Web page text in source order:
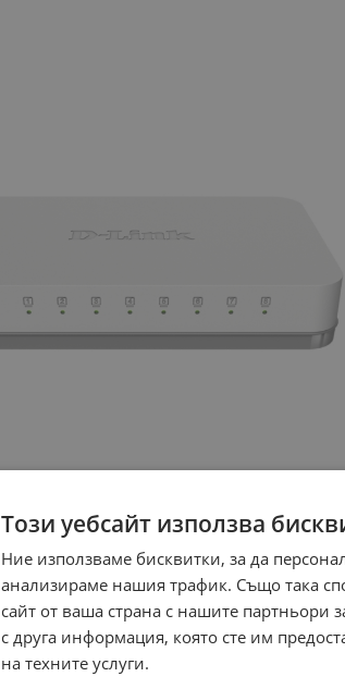
Този уебсайт използва
Ние използваме бисквитки, за да
анализираме нашия трафик. Също така
сайт от ваша страна с нашите партньори
с друга информация, която сте им
на техните услуги.